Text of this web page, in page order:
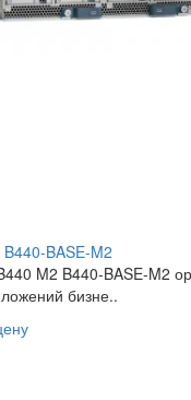
BASE-M2
M2 B440-BASE-M2
бизне..